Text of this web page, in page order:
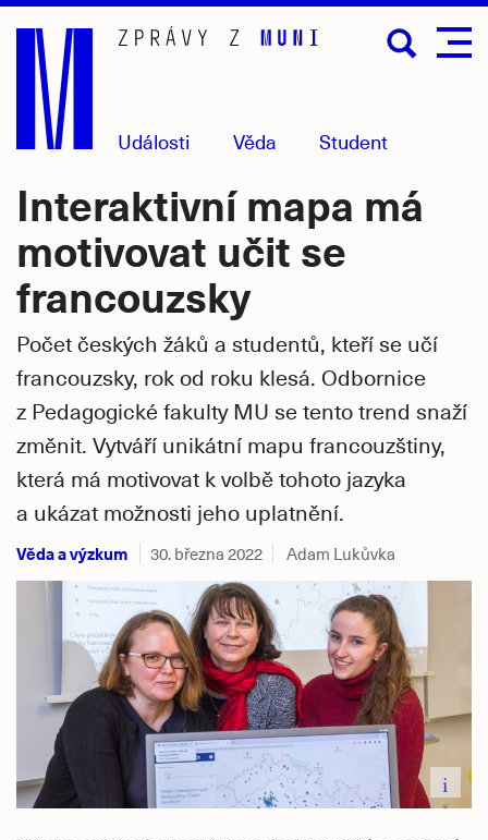
Přejít
hlavní
obsah
Události Věda Student
Interaktivní mapa má
motivovat učit se
francouzsky
Počet českých žáků a studentů, kteří se učí
francouzsky, rok od roku klesá. Odbornice
z Pedagogické fakulty MU se tento trend snaží
změnit. Vytváří unikátní mapu francouzštiny,
která má motivovat k volbě tohoto jazyka
a ukázat možnosti jeho uplatnění.
Věda a výzkum 30. března 2022 Adam Lukůvka
i